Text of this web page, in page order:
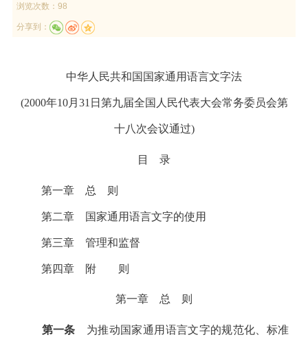
浏览次数：98
分享到：
中华人民共和国国家通用语言文字法
(2000年10月31日第九届全国人民代表大会常务委员会第
十八次会议通过)
目 录
第一章 总 则
第二章 国家通用语言文字的使用
第三章 管理和监督
第四章 附 则
第一章 总 则
第一条 为推动国家通用语言文字的规范化、标准